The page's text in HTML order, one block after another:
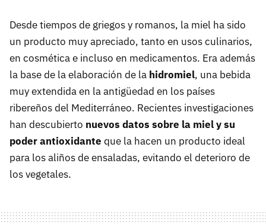
Desde tiempos de griegos y romanos, la miel ha sido
un producto muy apreciado, tanto en usos culinarios,
en cosmética e incluso en medicamentos. Era además
la base de la elaboración de la hidromiel, una bebida
muy extendida en la antigüedad en los países
ribereños del Mediterráneo. Recientes investigaciones
han descubierto nuevos datos sobre la miel y su
poder antioxidante que la hacen un producto ideal
para los aliños de ensaladas, evitando el deterioro de
los vegetales.